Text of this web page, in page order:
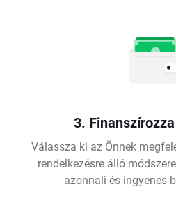
3.
Válassza ki az Önnek
rendelkezésre álló
azonnali és ingyenes